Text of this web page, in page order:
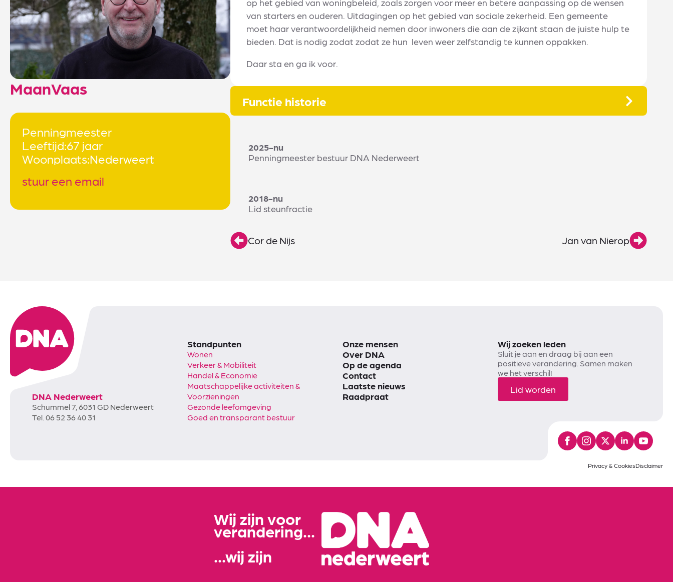
MaanVaas
Penningmeester
Leeftijd:67 jaar
Woonplaats:Nederweert
stuur een email
op het gebied van woningbeleid, zoals zorgen voor meer en betere aanpassing op de wensen
van starters en ouderen. Uitdagingen op het gebied van sociale zekerheid. Een gemeente
moet haar verantwoordelijkheid nemen door inwoners die aan de zijkant staan de juiste hulp te
bieden. Dat is nodig zodat zodat ze hun leven weer zelfstandig te kunnen oppakken.
Daar sta en ga ik voor.
Functie historie
2025-nu
Penningmeester bestuur DNA Nederweert
2018-nu
Lid steunfractie
Cor de Nijs Jan van Nierop
DNA Nederweert
Schummel 7, 6031 GD Nederweert
Tel. 06 52 36 40 31
Standpunten
Wonen
Verkeer & Mobiliteit
Handel & Economie
Maatschappelijke activiteiten &
Voorzieningen
Gezonde leefomgeving
Goed en transparant bestuur
Onze mensen
Over DNA
Op de agenda
Contact
Laatste nieuws
Raadpraat
Wij zoeken leden
Sluit je aan en draag bij aan een
positieve verandering. Samen maken
we het verschil!
Lid worden
Privacy & CookiesDisclaimer
Wij zijn voor
verandering...
...wij zijn